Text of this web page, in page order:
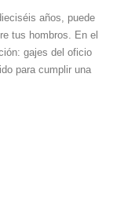
años, puede
tus hombros. En el
gajes del oficio
para cumplir una